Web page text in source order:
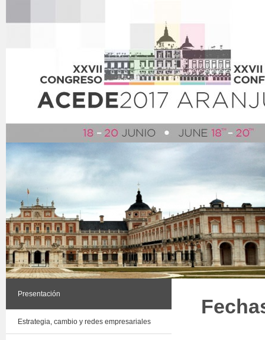
Presentación
Estrategia, cambio y redes empresariales